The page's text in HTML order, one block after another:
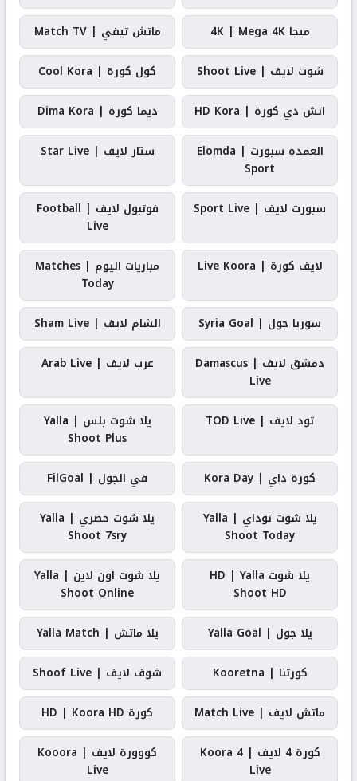
ميجا 4K | Mega 4K
ماتش تيفي | Match TV
شوت لايف | Shoot Live
كول كورة | Cool Kora
اتش دي كورة | HD Kora
ديما كورة | Dima Kora
العمدة سبورت | Elomda
Sport
ستار لايف | Star Live
سبورت لايف | Sport Live
فوتبول لايف | Football
Live
لايف كورة | Live Koora
مباريات اليوم | Matches
Today
سوريا جول | Syria Goal
الشام لايف | Sham Live
دمشق لايف | Damascus
Live
عرب لايف | Arab Live
تود لايف | TOD Live
يلا شوت بلس | Yalla
Shoot Plus
كورة داي | Kora Day
في الجول | FilGoal
يلا شوت توداي | Yalla
Shoot Today
يلا شوت حصري | Yalla
Shoot 7sry
يلا شوت HD | Yalla
Shoot HD
يلا شوت اون لاين | Yalla
Shoot Online
يلا جول | Yalla Goal
يلا ماتش | Yalla Match
كورتنا | Kooretna
شوف لايف | Shoof Live
ماتش لايف | Match Live
كورة HD | Koora HD
كورة 4 لايف | Koora 4
Live
كووورة لايف | Kooora
Live